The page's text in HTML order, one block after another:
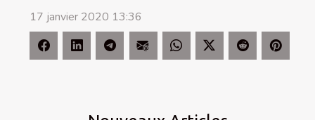
17 janvier 2020 13:36